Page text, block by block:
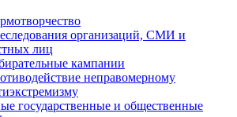
организаций, СМИ и
лиц
кампании
неправомерному
государственные и общественные